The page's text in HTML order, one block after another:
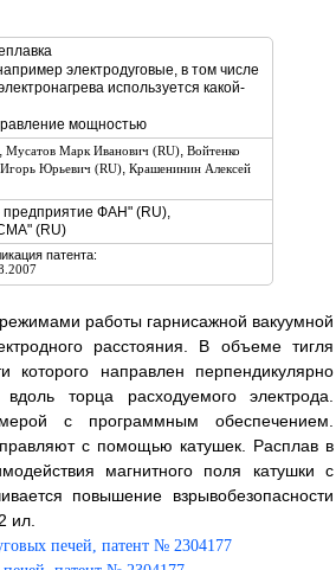
электродуговые, в том числе
используется какой-
мощностью
Мусатов Марк Иванович (RU), Войтенко
Игорь Юрьевич (RU), Крашенинин Алексей
предприятие ФАН" (RU),
(RU)
патента:
работы гарнисажной вакуумной
расстояния. В объеме тигля
которого направлен перпендикулярно
торца расходуемого электрода.
с программным обеспечением.
с помощью катушек. Расплав в
магнитного поля катушки с
повышение взрывобезопасности
ил.